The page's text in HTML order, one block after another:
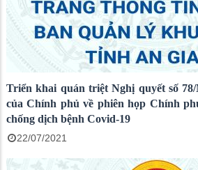
Triển khai quán triệt Nghị quyết số 78/
của Chính phủ về phiên họp Chính
chống dịch bệnh Covid-19
22/07/2021